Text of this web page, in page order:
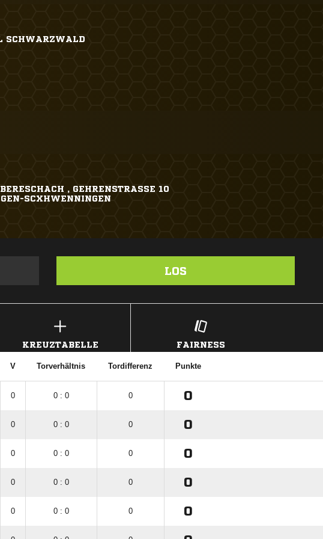
SCHWARZWALD
, GEHRENSTRASSE 10
SCXHWENNINGEN
LOS
KREUZTABELLE FAIRNESS
V Torverhältnis Tordifferenz Punkte
0 0 : 0 0 0
0 0 : 0 0 0
0 0 : 0 0 0
0 0 : 0 0 0
0 0 : 0 0 0